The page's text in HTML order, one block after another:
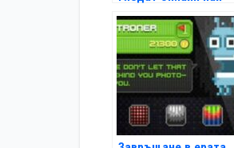
много от всички